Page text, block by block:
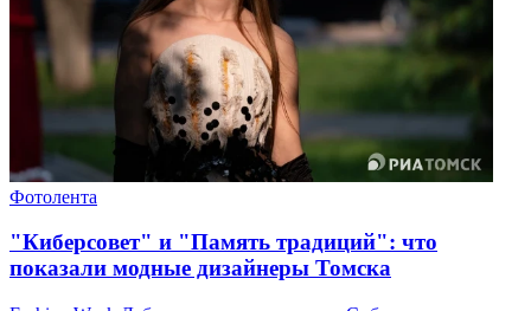
Фотолента
"Киберсовет" и "Память традиций": что
показали модные дизайнеры Томска